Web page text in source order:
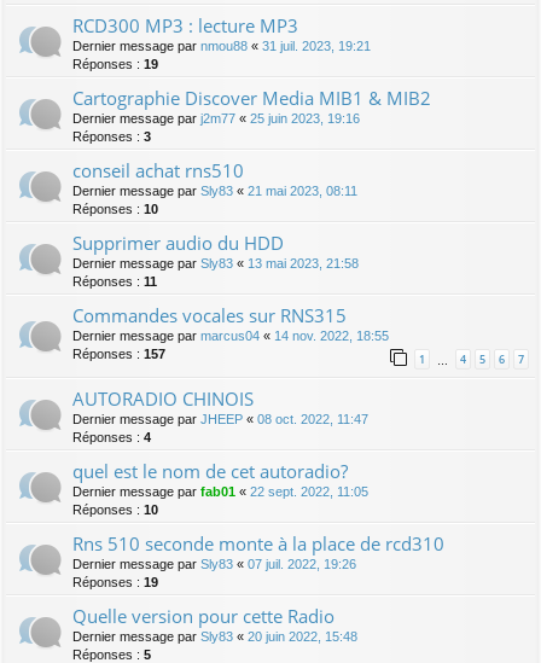
RCD300 MP3 : lecture MP3
Dernier message par nmou88 « 31 juil. 2023, 19:21
Réponses : 19
Cartographie Discover Media MIB1 & MIB2
Dernier message par j2m77 « 25 juin 2023, 19:16
Réponses : 3
conseil achat rns510
Dernier message par Sly83 « 21 mai 2023, 08:11
Réponses : 10
Supprimer audio du HDD
Dernier message par Sly83 « 13 mai 2023, 21:58
Réponses : 11
Commandes vocales sur RNS315
Dernier message par marcus04 « 14 nov. 2022, 18:55
Réponses : 157 1 4 5 6 7
AUTORADIO CHINOIS
Dernier message par JHEEP « 08 oct. 2022, 11:47
Réponses : 4
quel est le nom de cet autoradio?
Dernier message par fab01 « 22 sept. 2022, 11:05
Réponses : 10
Rns 510 seconde monte à la place de rcd310
Dernier message par Sly83 « 07 juil. 2022, 19:26
Réponses : 19
Quelle version pour cette Radio
Dernier message par Sly83 « 20 juin 2022, 15:48
Réponses : 5